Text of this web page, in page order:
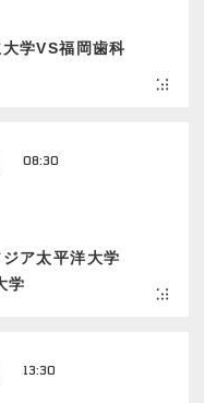
学VS福岡歯科
08:30
ア太平洋大学
学
13:30